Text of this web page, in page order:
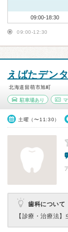
09:00-18:30
09:00-12:30
えばたデン
北海道留萌市旭町
駐車場あり
土曜（〜11:30）
歯科について
【診療・治療法】